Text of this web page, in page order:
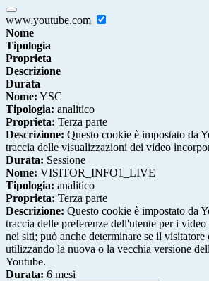
www.youtube.com
Nome
Tipologia
Proprieta
Descrizione
Durata
Nome: YSC
Tipologia: analitico
Proprieta: Terza parte
Descrizione: Questo cookie è impostato da
traccia delle visualizzazioni dei video
Durata: Sessione
Nome: VISITOR_INFO1_LIVE
Tipologia: analitico
Proprieta: Terza parte
Descrizione: Questo cookie è impostato da
traccia delle preferenze dell'utente per i
nei siti; può anche determinare se il visitatore
utilizzando la nuova o la vecchia versione
Youtube.
Durata: 6 mesi